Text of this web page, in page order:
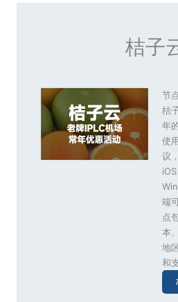
桔子
节
桔
年
使
议
端
点
本
地
和